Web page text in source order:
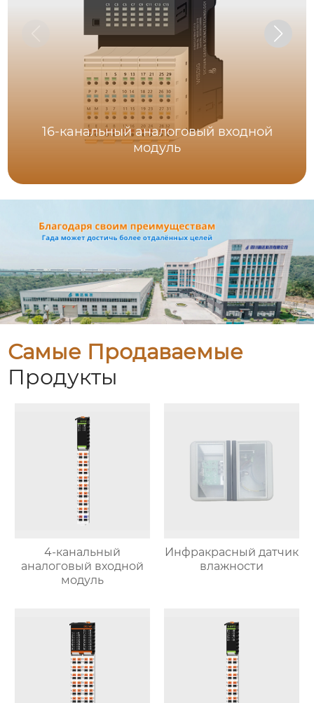
16-канальный аналоговый входной
модуль
Самые Продаваемые
Продукты
4-канальный
аналоговый входной
модуль
Инфракрасный датчик
влажности